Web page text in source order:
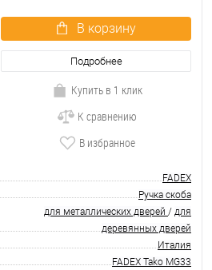
В корзину
Подробнее
Купить в 1 клик
К сравнению
В избранное
FADEX
Ручка скоба
для металлических дверей / для
деревянных дверей
Италия
FADEX Tako MG33